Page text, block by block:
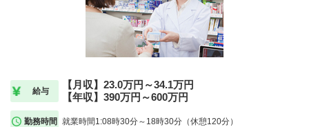
給与
【月収】23.0万円～34.1万円
【年収】390万円～600万円
勤務時間 就業時間1:08時30分～18時30分（休憩120分）